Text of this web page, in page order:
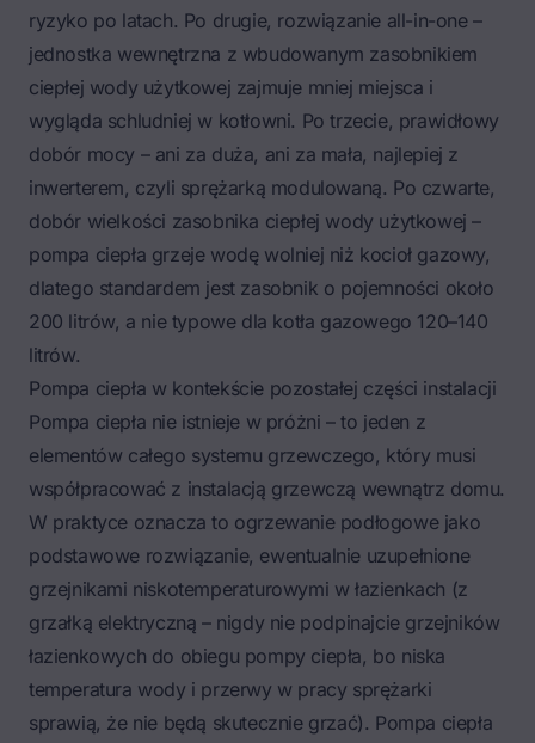
ryzyko po latach. Po drugie, rozwiązanie all-in-one –
jednostka wewnętrzna z wbudowanym zasobnikiem
ciepłej wody użytkowej zajmuje mniej miejsca i
wygląda schludniej w kotłowni. Po trzecie, prawidłowy
dobór mocy – ani za duża, ani za mała, najlepiej z
inwerterem, czyli sprężarką modulowaną. Po czwarte,
dobór wielkości zasobnika ciepłej wody użytkowej –
pompa ciepła grzeje wodę wolniej niż kocioł gazowy,
dlatego standardem jest zasobnik o pojemności około
200 litrów, a nie typowe dla kotła gazowego 120–140
litrów.
Pompa ciepła w kontekście pozostałej części instalacji
Pompa ciepła nie istnieje w próżni – to jeden z
elementów całego systemu grzewczego, który musi
współpracować z instalacją grzewczą wewnątrz domu.
W praktyce oznacza to ogrzewanie podłogowe jako
podstawowe rozwiązanie, ewentualnie uzupełnione
grzejnikami niskotemperaturowymi w łazienkach (z
grzałką elektryczną – nigdy nie podpinajcie grzejników
łazienkowych do obiegu pompy ciepła, bo niska
temperatura wody i przerwy w pracy sprężarki
sprawią, że nie będą skutecznie grzać). Pompa ciepła